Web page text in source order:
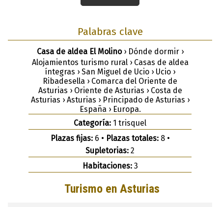
Palabras clave
Casa de aldea El Molino› Dónde dormir ›
Alojamientos turismo rural › Casas de aldea
íntegras › San Miguel de Ucio › Ucio ›
Ribadesella › Comarca del Oriente de
Asturias › Oriente de Asturias › Costa de
Asturias › Asturias › Principado de Asturias ›
España › Europa.
Categoría: 1 trisquel
Plazas fijas:6 • Plazas totales:8 •
Supletorias: 2
Habitaciones:3